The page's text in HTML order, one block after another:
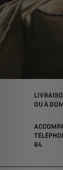
OU À
64